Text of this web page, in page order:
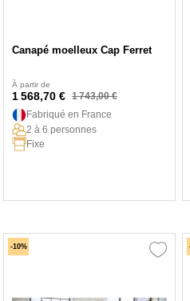
Canapé moelleux Cap Ferret
À partir de
1 568,70 € 1 743,00 €
Fabriqué en France
2 à 6 personnes
Fixe
-10%